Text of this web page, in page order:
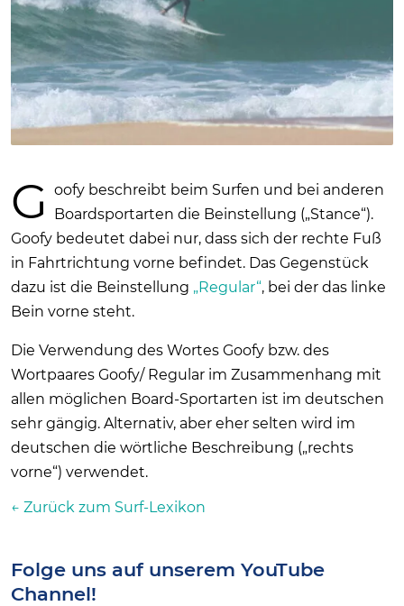
G
oofy beschreibt beim Surfen und bei anderen
Boardsportarten die Beinstellung („Stance“).
Goofy bedeutet dabei nur, dass sich der rechte Fuß
in Fahrtrichtung vorne befindet. Das Gegenstück
dazu ist die Beinstellung „Regular“, bei der das linke
Bein vorne steht.
Die Verwendung des Wortes Goofy bzw. des
Wortpaares Goofy/ Regular im Zusammenhang mit
allen möglichen Board-Sportarten ist im deutschen
sehr gängig. Alternativ, aber eher selten wird im
deutschen die wörtliche Beschreibung („rechts
vorne“) verwendet.
← Zurück zum Surf-Lexikon
Folge uns auf unserem YouTube
Channel!